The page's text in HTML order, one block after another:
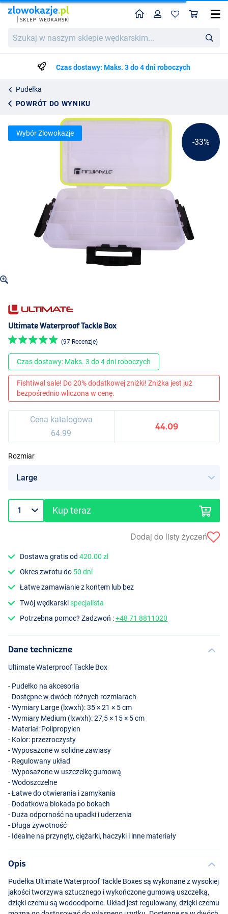
w
wędkarskim...
HomeProfil
Czas dostawy: Maks. 3 do 4 dni roboczych
Pudełka
POWRÓT DO WYNIKU
Ultimate Waterproof Tackle Box
64.99
44.09
-33%
Wybór Zlowokazje
Ultimate Waterproof Tackle Box
(97 Recenzje)
Czas dostawy: Maks. 3 do 4 dni roboczych
Fishtiwal sale! Do 20% dodatkowej zniżki! Zniżka jest już
bezpośrednio wliczona w cenę.
Cena katalogowa
64.99
44.09
Rozmiar
Kup teraz
Dodaj do listy życzeń
Dostawa gratis od420.00 zl
Okres zwrotu do 50 dni
Łatwe zamawianie z kontem lub bez
Twój wędkarskispecjalista
Potrzebna pomoc? Zadzwoń :+48 71 8811020
Dane techniczne
Ultimate Waterproof Tackle Box
- Pudełko na akcesoria
- Dostępne w dwóch różnych rozmiarach
- Wymiary Large (lxwxh): 35 × 21 × 5 cm
- Wymiary Medium (lxwxh): 27,5 × 15 × 5 cm
- Materiał: Polipropylen
- Kolor: przezroczysty
- Wyposażone w solidne zawiasy
- Regulowany układ
- Wyposażone w uszczelkę gumową
- Wodoszczelne
- Łatwe do otwierania i zamykania
- Dodatkowa blokada po bokach
- Duża odporność na upadki i uderzenia
- Długa żywotność
- Idealne na przynęty, ciężarki, haczyki i inne materiały
Opis
Pudełka Ultimate Waterproof Tackle Boxes są wykonane z wysokiej
jakości tworzywa sztucznego i wykończone gumową uszczelką,
dzięki czemu są wodoodporne. Układ jest regulowany, dzięki czemu